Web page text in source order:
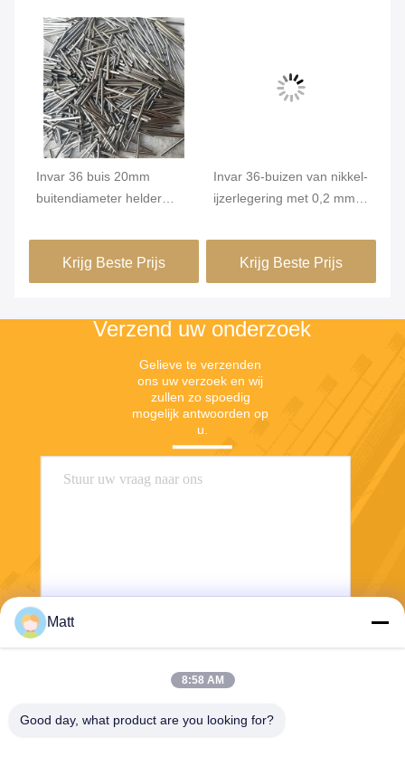
Invar 36 buis 20mm
buitendiameter helder
dimensionale stabiliteit
FeNi36 legering
precisiebuizen
Krijg Beste Prijs
Invar 36-buizen van nikkel-
ijzerlegering met 0,2 mm
oppervlak voor hoge
dimensie stabiliteit in
groene gebouwen
Krijg Beste Prijs
Verzend uw onderzoek
Gelieve te verzenden
ons uw verzoek en wij
zullen zo spoedig
mogelijk antwoorden op
u.
Matt
8:58 AM
Good day, what product are you looking for?